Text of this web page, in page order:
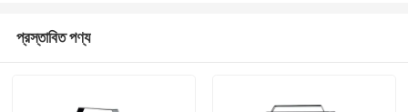
প্রস্তাবিত পণ্য